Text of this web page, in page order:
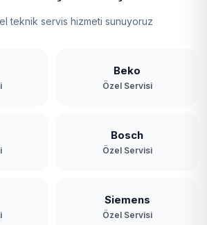
teknik servis hizmeti sunuyoruz
Beko
Özel Servisi
Bosch
Özel Servisi
Siemens
Özel Servisi